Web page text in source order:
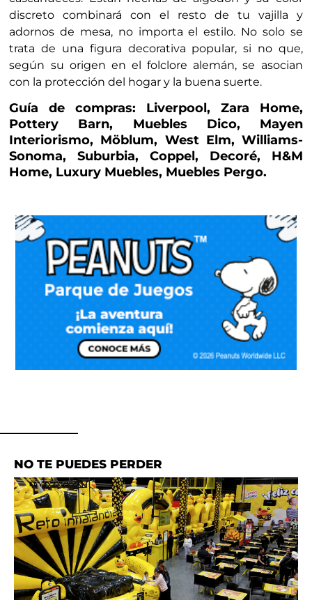
discreto combinará con el resto de tu vajilla y
adornos de mesa, no importa el estilo. No solo se
trata de una figura decorativa popular, si no que,
según su origen en el folclore alemán, se asocian
con la protección del hogar y la buena suerte.
Guía de compras: Liverpool,
Zara Home,
Pottery Barn, Muebles Dico, Mayen
Interiorismo, Möblum, West Elm, Williams-
Sonoma, Suburbia, Coppel, Decoré, H&M
Home, Luxury Muebles, Muebles Pergo.
NO TE PUEDES PERDER